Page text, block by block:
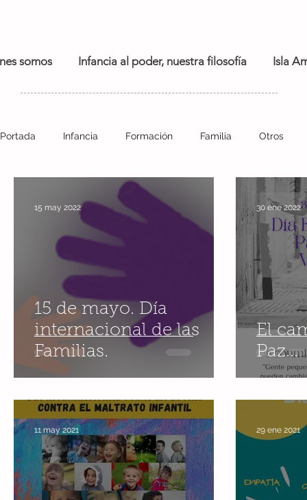
somos Infancia al poder, nuestra filosofía Isla
Portada Infancia Formación Familia Otros
crisis covid 19 Salud
Educación Comunidad
Juego Conciliación Desescalada
día de la paz
15 de mayo. Día
internacional de las
Familias.
15 may 2022
El
Paz...
30 ene 2022
11 may 2021 29 ene 2021